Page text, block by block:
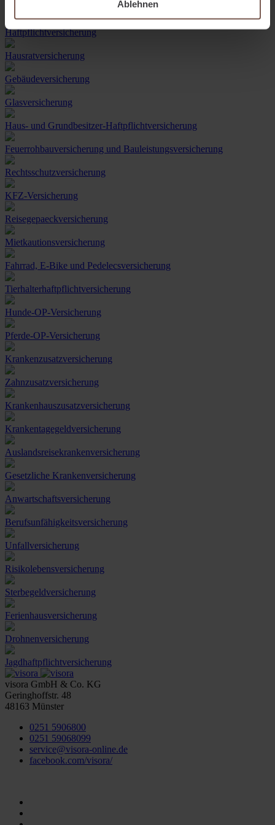
Ablehnen
Haftpflichtversicherung
Hausratversicherung
Gebäudeversicherung
Glasversicherung
Haus- und Grundbesitzer-Haftpflichtversicherung
Feuerrohbauversicherung und Bauleistungsversicherung
Rechtsschutzversicherung
KFZ-Versicherung
Reisegepaeckversicherung
Mietkautionsversicherung
Fahrrad, E-Bike und Pedelecsversicherung
Tierhalterhaftpflichtversicherung
Hunde-OP-Versicherung
Pferde-OP-Versicherung
Krankenzusatzversicherung
Zahnzusatzversicherung
Krankenhauszusatzversicherung
Krankentagegeldversicherung
Auslandsreisekrankenversicherung
Gesetzliche Krankenversicherung
Anwartschaftsversicherung
Berufsunfähigkeitsversicherung
Unfallversicherung
Risikolebensversicherung
Sterbegeldversicherung
Ferienhausversicherung
Drohnenversicherung
Jagdhaftpflichtversicherung
visora GmbH & Co. KG
Geringhoffstr. 48
48163 Münster
0251 5906800
0251 59068099
service@visora-online.de
facebook.com/visora/